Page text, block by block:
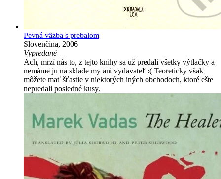
Pevná väzba s prebalom
Slovenčina, 2006
Vypredané
Ach, mrzí nás to, z tejto knihy sa už predali všetky výtlačky a
nemáme ju na sklade my ani vydavateľ :( Teoreticky však
môžete mať šťastie v niektorých iných obchodoch, ktoré ešte
nepredali posledné kusy.